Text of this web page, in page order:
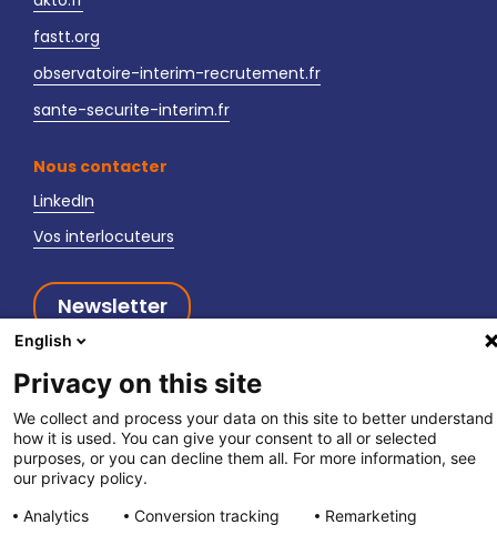
fastt.org
observatoire-interim-recrutement.fr
sante-securite-interim.fr
Nous contacter
LinkedIn
Vos interlocuteurs
Newsletter
fpett.fr| Politique de confidentialité | Mentions légales
English
Privacy on this site
We collect and process your data on this site to better understand
how it is used. You can give your consent to all or selected
purposes, or you can decline them all. For more information, see
our privacy policy.
Analytics
Conversion tracking Remarketing